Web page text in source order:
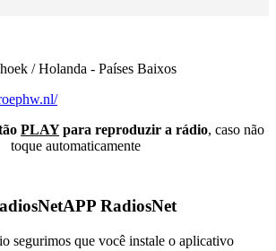
/ Holanda - Países Baixos
PLAYpara reproduzir a rádio, caso não
toque automaticamente
APP RadiosNet
segurimos que você instale o aplicativo